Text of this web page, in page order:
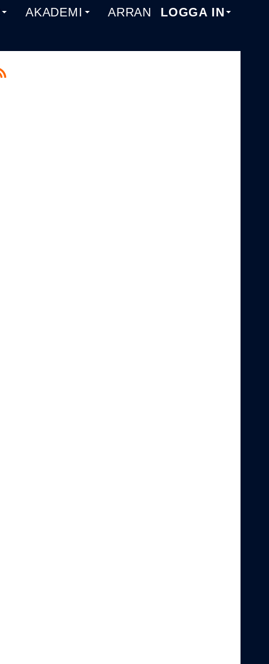
AKADEMI ARRANGEMANG
LOGGA IN